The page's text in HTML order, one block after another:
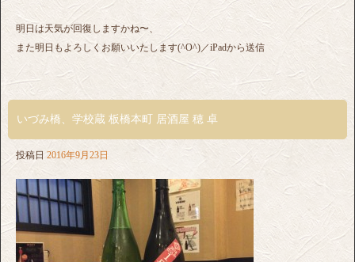
明日は天気が回復しますかね〜、
また明日もよろしくお願いいたします(^O^)／iPadから送信
いづみ橋、学校蔵 板橋本町 居酒屋 穂 卓
投稿日 2016年9月23日